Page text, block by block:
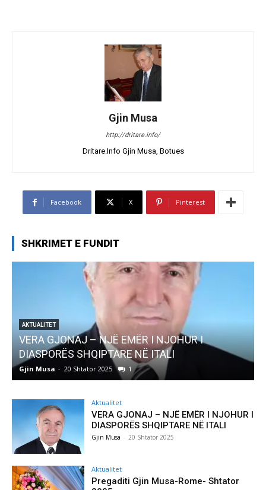
Gjin Musa
http://dritare.info/
Dritare.Info Gjin Musa, Botues
Facebook X Pinterest
SHKRIMET E FUNDIT
I NJOHUR I
NË ITALI
AKTUALITET
Pregaditi Gjin Musa-
Gjin Musa
Aktualitet
VERA GJONAJ – NJË EMËR I NJOHUR I
DIASPORËS SHQIPTARE NË ITALI
Gjin Musa - 20 Shtator 2025
Aktualitet
Pregaditi Gjin Musa-Rome- Shtator